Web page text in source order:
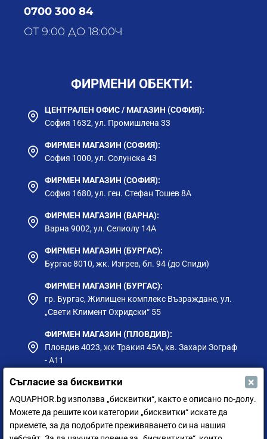
0700 300 84
ОТ 9:00 ДО 18:00Ч
ФИРМЕНИ ОБЕКТИ:
ЦЕНТРАЛЕН ОФИС / МАГАЗИН (СОФИЯ):
София 1632, ул. Промишлена 33
ФИРМЕН МАГАЗИН (СОФИЯ):
София 1000, ул. Солунска 43
ФИРМЕН МАГАЗИН (СОФИЯ):
София 1680, ул. ген. Стефан Тошев 8А
ФИРМЕН МАГАЗИН (ВАРНА):
Варна 9002, ул. Селиолу 14А
ФИРМЕН МАГАЗИН (БУРГАС):
Бургас 8010, жк. Изгрев, бл. 94 (до Спиди)
ФИРМЕН МАГАЗИН (БУРГАС):
гр. Бургас, Жилищен комплекс Възраждане, ул.
„Свети Климент Охридски“ 55
ФИРМЕН МАГАЗИН (ПЛОВДИВ):
Пловдив 4023, жк Тракия 45А, кв. Захари Зограф
- А11
ФИРМЕН МАГАЗИН (РУСЕ):
гр. Русе, ул. Борисова 73, до Приста Ойл
ФИРМЕН МАГАЗИН (СИЛИСТРА):
гр. Силистра, ул. Петър Мутафчиев 75
Съгласие за бисквитки ×
AQUAPHOR.bg използва „бисквитки“, както е описано по-долу.
Можете да решите кои категории „бисквитки“ искате да
приемете, за да подобрите преживяването си на нашия